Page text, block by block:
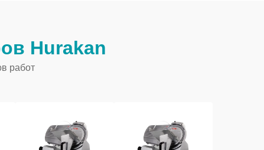
Hurakan
работ